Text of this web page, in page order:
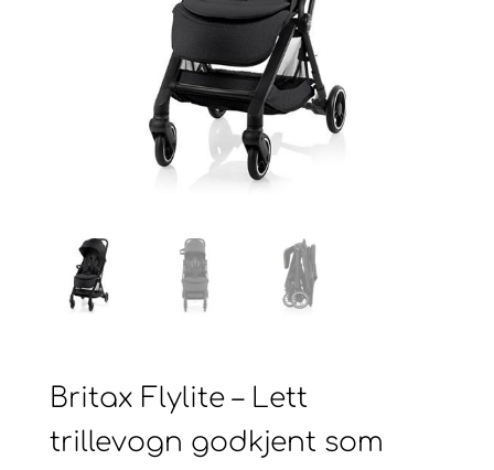
Britax Flylite – Lett
trillevogn godkjent som